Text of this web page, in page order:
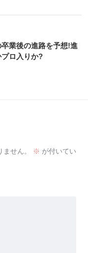
業後の進路を予想!進
ロ入りか?
せん。 ※ が付いてい